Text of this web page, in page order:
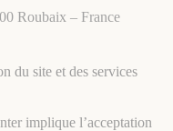
Roubaix – France
du site et des services
implique l’acceptation